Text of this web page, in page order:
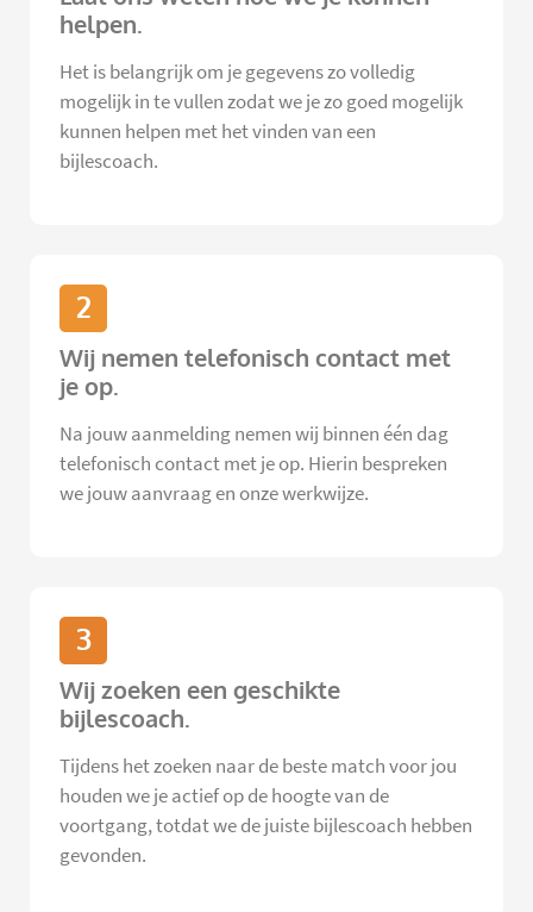
helpen.
Het is belangrijk om je gegevens zo volledig
mogelijk in te vullen zodat we je zo goed mogelijk
kunnen helpen met het vinden van een
bijlescoach.
2
Wij nemen telefonisch contact met
je op.
Na jouw aanmelding nemen wij binnen één dag
telefonisch contact met je op. Hierin bespreken
we jouw aanvraag en onze werkwijze.
3
Wij zoeken een geschikte
bijlescoach.
Tijdens het zoeken naar de beste match voor jou
houden we je actief op de hoogte van de
voortgang, totdat we de juiste bijlescoach hebben
gevonden.